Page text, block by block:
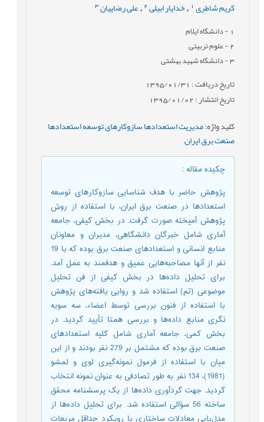
کریم شاطری , خدایار ابیلی 2
, علی رضاییان 3
- دانشگاه ایلام
2- علوم تربیتی
3- دانشگاه شهید بهشتی
تاریخ دریافت : 1395/01/31
تاریخ انتشار : 1395/01/02
کلید واژه:مدیریت استعدادها سازوکارهای توسعه استعدادها
صنعت برق ایران,
چکیده مقاله:
پژوهش حاضر با هدف شناسایی سازوکارهای توسعه
استعدادها در صنعت برق ایران، با استفاده از روش
پژوهش آمیخته صورت گرفت. در بخش کیفی، جامعه
آماری شامل خبرگان دانشگاهی، مدیران و معاونان
منابع انسانی و استعدادهای صنعت برق بوده که با 19
نفر از آنها مصاحبه‌هایی عمیق و هدفمند به عمل آمد.
برای تحلیل داده‌ها در بخش کیفی از فن تحلیل
موضوعی (تم) استفاده شد و روایی یافته‌های پژوهش
با استفاده از فنون بررسی توسط اعضاء، سه سویه
نگری منابع داده‌ها و بررسی همتا تأیید گردید. در
بخش کمی، جامعه آماری شامل کلیه استعدادهای
صنعت برق بوده که مشتمل بر 279 نفر بودند و از این
میان با استفاده از فرمول نمونه‌گیری لوی و لمشو
(1981)، 134 نفر به طور تصادفی به عنوان نمونه انتخاب
گردید. جهت گردآوری داده‌ها از یک پرسشنامه‌ محقق
‌ساخته 56 سؤالی استفاده شد. برای تحلیل داده‌ها از
مدل‌یابی معادلات ساختاری با رویکرد حداقل مربعات